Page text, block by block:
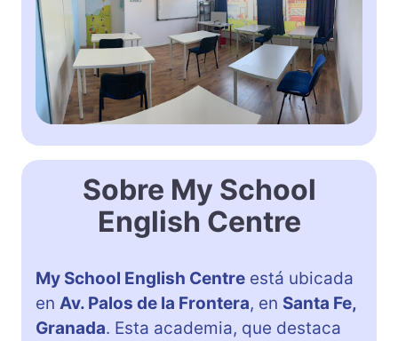
Sobre My School
English Centre
My School English Centre está ubicada
en Av. Palos de la Frontera, en Santa Fe,
Granada. Esta academia, que destaca